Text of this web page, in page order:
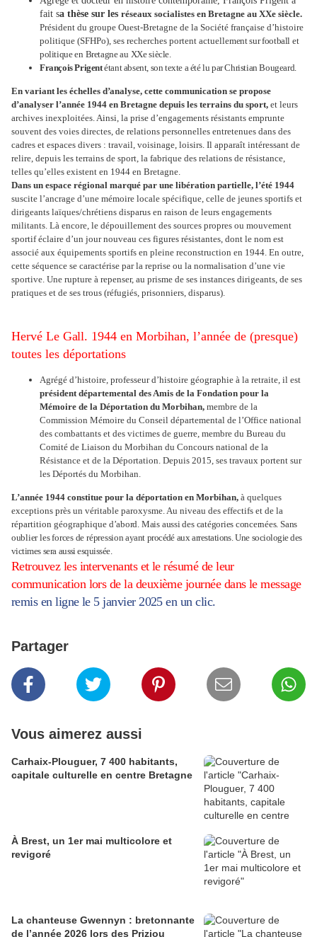
fait sa thèse sur les réseaux socialistes en Bretagne au XXe siècle.
Président du groupe Ouest-Bretagne de la Société française d’histoire
politique (SFHPo), ses recherches portent actuellement sur football et
politique en Bretagne au XXe siècle.
François Prigentétant absent, son texte a été lu par Christian Bougeard.
En variant les échelles d’analyse, cette communication se propose
d’analyser l’année 1944 en Bretagne depuis les terrains du sport, et leurs
archives inexploitées. Ainsi, la prise d’engagements résistants emprunte
souvent des voies directes, de relations personnelles entretenues dans des
cadres et espaces divers : travail, voisinage, loisirs. Il apparaît intéressant de
relire, depuis les terrains de sport, la fabrique des relations de résistance,
telles qu’elles existent en 1944 en Bretagne.
Dans un espace régional marqué par une libération partielle, l’été 1944
suscite l’ancrage d’une mémoire locale spécifique, celle de jeunes sportifs et
dirigeants laïques/chrétiens disparus en raison de leurs engagements
militants. Là encore, le dépouillement des sources propres ou mouvement
sportif éclaire d’un jour nouveau ces figures résistantes, dont le nom est
associé aux équipements sportifs en pleine reconstruction en 1944. En outre,
cette séquence se caractérise par la reprise ou la normalisation d’une vie
sportive. Une rupture à repenser, au prisme de ses instances dirigeants, de ses
pratiques et de ses trous (réfugiés, prisonniers, disparus).
Hervé Le Gall. 1944 en Morbihan, l’année de (presque)
toutes les déportations
Agrégé d’histoire, professeur d’histoire géographie à la retraite, il est
président départemental des Amis de la Fondation pour la
Mémoire de la Déportation du Morbihan, membre de la
Commission Mémoire du Conseil départemental de l’Office national
des combattants et des victimes de guerre, membre du Bureau du
Comité de Liaison du Morbihan du Concours national de la
Résistance et de la Déportation. Depuis 2015, ses travaux portent sur
les Déportés du Morbihan.
L’année 1944 constitue pour la déportation en Morbihan, à quelques
exceptions près un véritable paroxysme. Au niveau des effectifs et de la
répartition géographique d’abord. Mais aussi des catégories concernées. Sans
oublier les forces de répressionayant procédé aux arrestations. Une sociologie des
victimes sera aussi esquissée.
Retrouvez les intervenants et le résumé de leur
communication lors de la deuxième journée dans le message
remis en ligne le 5 janvier 2025 en un clic.
Partager
Vous aimerez aussi
Carhaix-Plouguer, 7 400 habitants,
capitale culturelle en centre Bretagne
À Brest, un 1er mai multicolore et
revigoré
La chanteuse Gwennyn : bretonnante
de l’année 2026 lors des Priziou